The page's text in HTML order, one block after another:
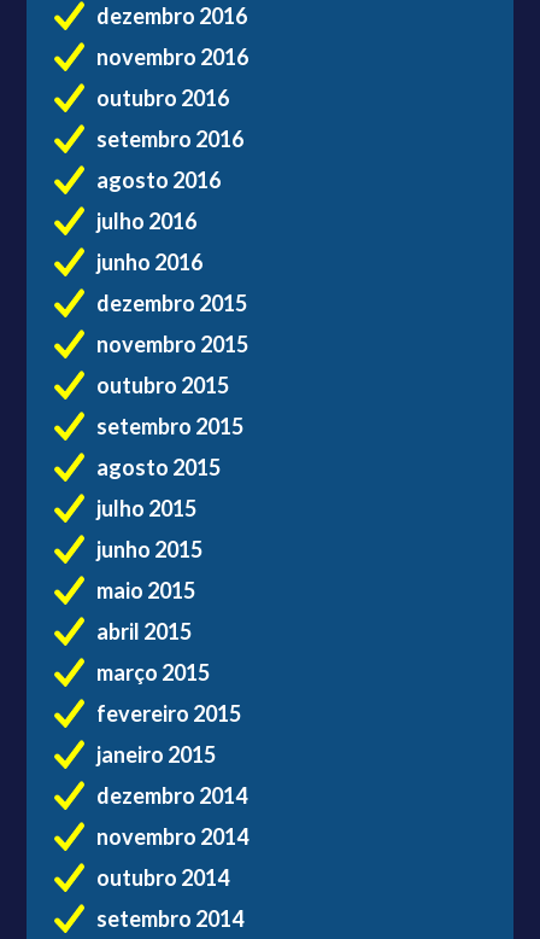
dezembro 2016
novembro 2016
outubro 2016
setembro 2016
agosto 2016
julho 2016
junho 2016
dezembro 2015
novembro 2015
outubro 2015
setembro 2015
agosto 2015
julho 2015
junho 2015
maio 2015
abril 2015
março 2015
fevereiro 2015
janeiro 2015
dezembro 2014
novembro 2014
outubro 2014
setembro 2014